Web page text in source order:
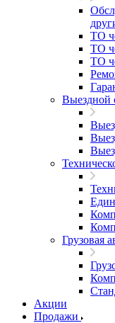
ТО
ТО
ТО
Выездной
Грузовая
Акции
Продажи